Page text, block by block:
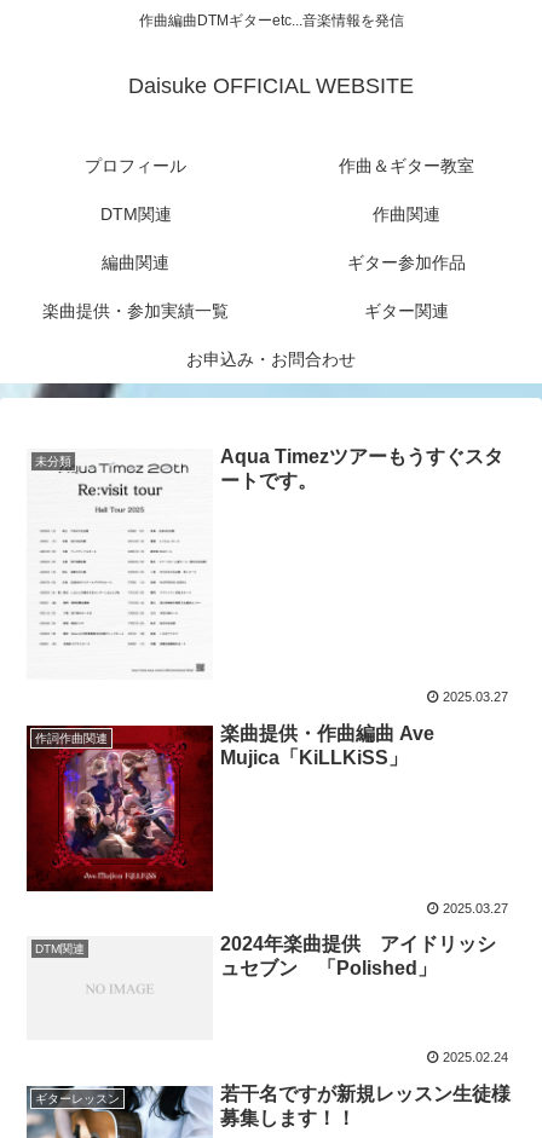
作曲編曲DTMギターetc...音楽情報を発信
Daisuke OFFICIAL WEBSITE
プロフィール 作曲＆ギター教室
DTM関連 作曲関連
編曲関連 ギター参加作品
楽曲提供・参加実績一覧 ギター関連
お申込み・お問合わせ
未分類
Aqua Timezツアーもうすぐスタ
ートです。
2025.03.27
作詞作曲関連
楽曲提供・作曲編曲 Ave
Mujica「KiLLKiSS」
2025.03.27
DTM関連
2024年楽曲提供 アイドリッシ
ュセブン 「Polished」
2025.02.24
ギターレッスン
若干名ですが新規レッスン生徒様
募集します！！